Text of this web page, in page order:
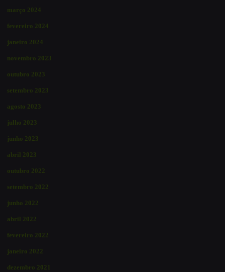
março 2024
fevereiro 2024
janeiro 2024
novembro 2023
outubro 2023
setembro 2023
agosto 2023
julho 2023
junho 2023
abril 2023
outubro 2022
setembro 2022
junho 2022
abril 2022
fevereiro 2022
janeiro 2022
dezembro 2021